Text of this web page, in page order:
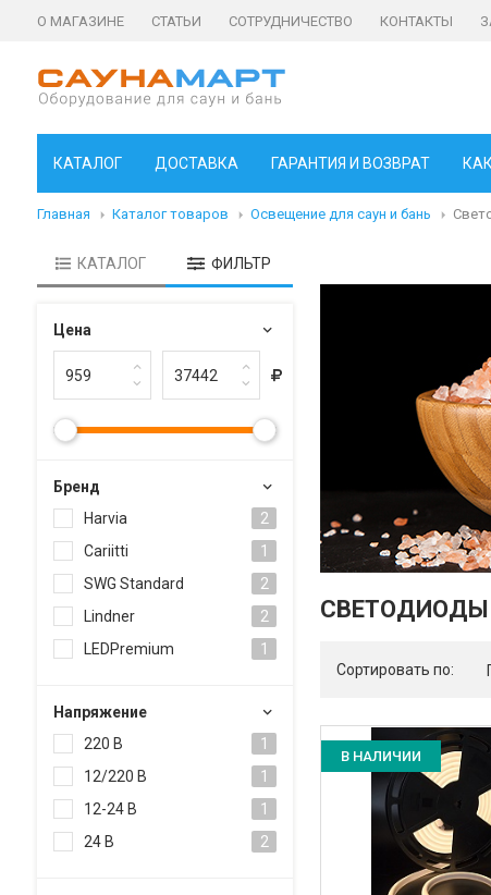
О МАГАЗИНЕ СТАТЬИ СОТРУДНИЧЕСТВО КОНТАКТЫ
КАТАЛОГ ДОСТАВКА ГАРАНТИЯ И ВОЗВРАТ
Главная Каталог товаров Освещение для саун и бань
КАТАЛОГ ФИЛЬТР
Цена
Брeнд
Harvia
2
Cariitti
1
SWG Standard
2
Lindner
2
LEDPremium
1
Напряжение
220 В
1
12/220 В
1
12-24 В
1
24 В
2
Сортировать по:
В НАЛИЧИИ